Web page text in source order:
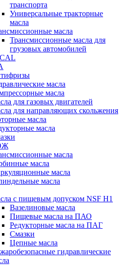
транспорта
Универсальные тракторные
масла
масла
Трансмиссионные масла для
грузовых автомобилей
масла
масла
для газовых двигателей
для направляющих скольжения
масла
масла
масла
масла
масла
масла
с пищевым допуском NSF H1
Вазелиновые масла
Пищевые масла на ПАО
Редукторные масла на ПАГ
Смазки
Цепные масла
гидравлические